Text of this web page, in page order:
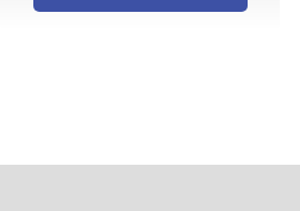
Kurse